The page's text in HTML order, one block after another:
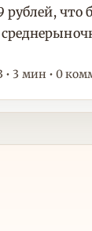
рублей, что
• 3 мин • 0